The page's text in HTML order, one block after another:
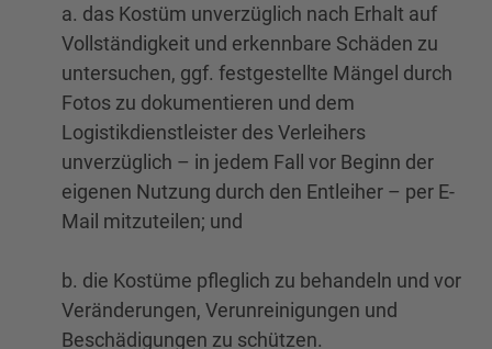
a. das Kostüm unverzüglich nach Erhalt auf
Vollständigkeit und erkennbare Schäden zu
untersuchen, ggf. festgestellte Mängel durch
Fotos zu dokumentieren und dem
Logistikdienstleister des Verleihers
unverzüglich – in jedem Fall vor Beginn der
eigenen Nutzung durch den Entleiher – per E-
Mail mitzuteilen; und
b. die Kostüme pfleglich zu behandeln und vor
Veränderungen, Verunreinigungen und
Beschädigungen zu schützen.